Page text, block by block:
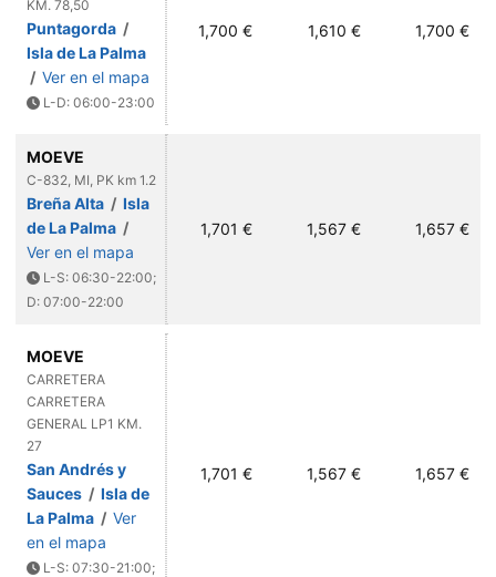
KM. 78,50
Puntagorda /
Isla de La Palma
/ Ver en el mapa
L-D: 06:00-23:00
1,700 € 1,610 € 1,700 €
MOEVE
C-832, MI, PK km 1.2
Breña Alta / Isla
de La Palma /
Ver en el mapa
L-S: 06:30-22:00;
D: 07:00-22:00
1,701 € 1,567 € 1,657 €
MOEVE
CARRETERA
CARRETERA
GENERAL LP1 KM.
27
San Andrés y
Sauces / Isla de
La Palma / Ver
en el mapa
L-S: 07:30-21:00;
1,701 € 1,567 € 1,657 €